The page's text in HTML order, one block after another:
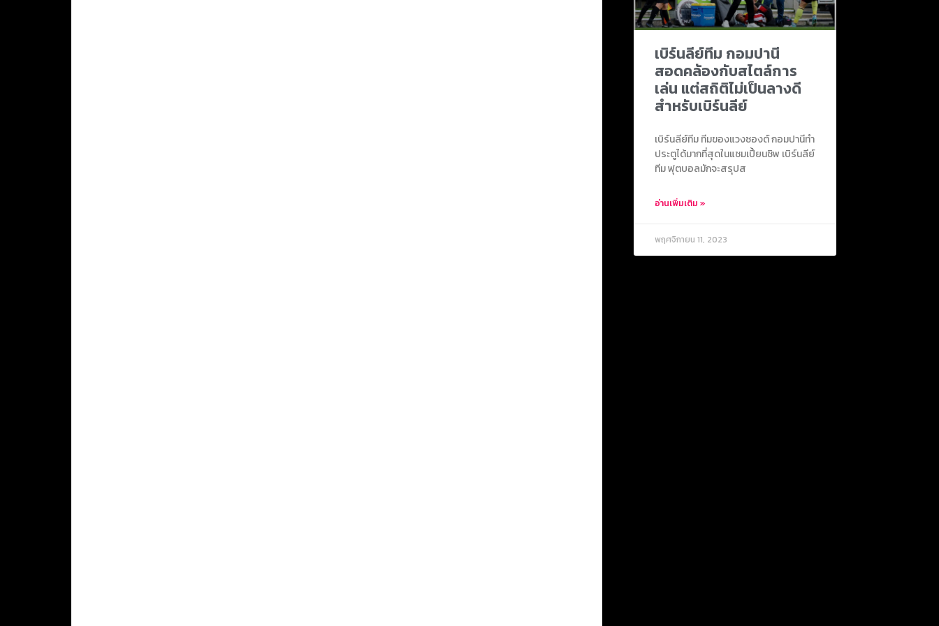
เบิร์นลีย์ทีม กอมปานี
สอดคล้องกับสไตล์การ
เล่น แต่สถิติไม่เป็นลางดี
สำหรับเบิร์นลีย์
เบิร์นลีย์ทีม ทีมของแวงซองต์ กอมปานีทำ
ประตูได้มากที่สุดในแชมเปี้ยนชิพ เบิร์นลีย์
ทีม ฟุตบอลมักจะสรุปส
อ่านเพิ่มเติม »
พฤศจิกายน 11, 2023